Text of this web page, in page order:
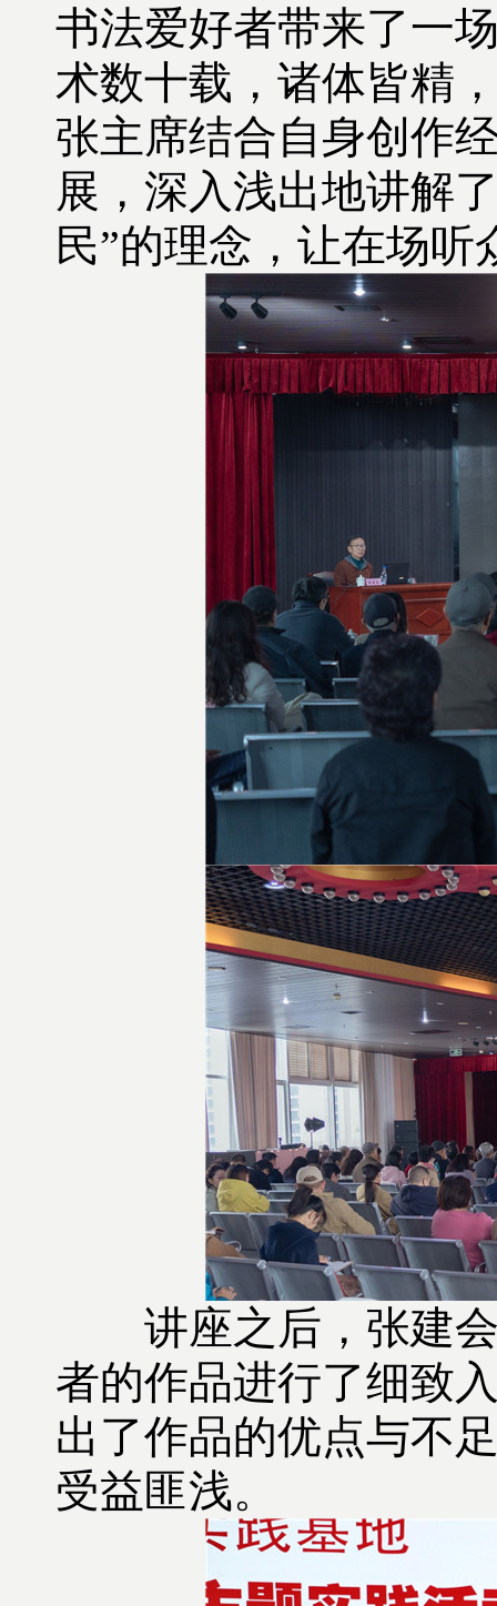
书法爱好者带来了一
术数十载，诸体皆精
张主席结合自身创作
展，深入浅出地讲解
民”的理念，让在场听
讲座之后，张建会
者的作品进行了细致
出了作品的优点与不
受益匪浅。